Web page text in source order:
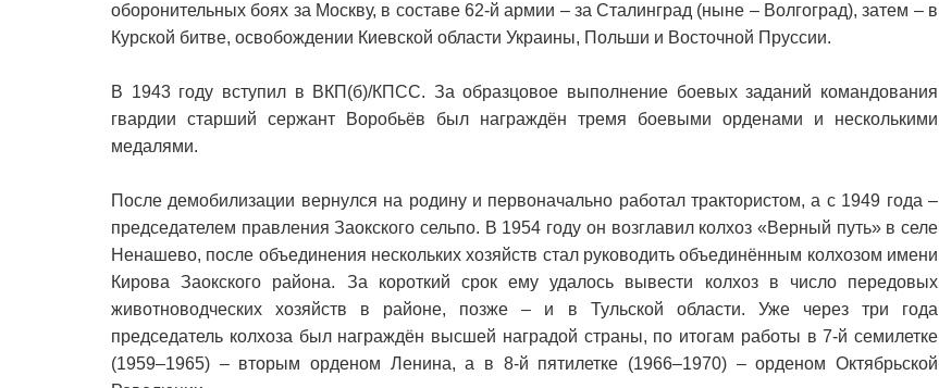
оборонительных боях за Москву, в составе 62-й армии – за Сталинград (ныне – Волгоград), затем – в
Курской битве, освобождении Киевской области Украины, Польши и Восточной Пруссии.
В 1943 году вступил в ВКП(б)/КПСС. За образцовое выполнение боевых заданий командования
гвардии старший сержант Воробьёв был награждён тремя боевыми орденами и несколькими
медалями.
После демобилизации вернулся на родину и первоначально работал трактористом, а с 1949 года –
председателем правления Заокского сельпо. В 1954 году он возглавил колхоз «Верный путь» в селе
Ненашево, после объединения нескольких хозяйств стал руководить объединённым колхозом имени
Кирова Заокского района. За короткий срок ему удалось вывести колхоз в число передовых
животноводческих хозяйств в районе, позже – и в Тульской области. Уже через три года
председатель колхоза был награждён высшей наградой страны, по итогам работы в 7-й семилетке
(1959–1965) – вторым орденом Ленина, а в 8-й пятилетке (1966–1970) – орденом Октябрьской